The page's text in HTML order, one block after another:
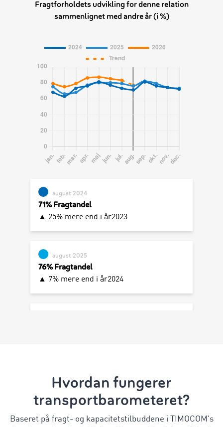
Hvordan fungerer
transportbarometeret?
Baseret på fragt- og kapacitetstilbuddene i TIMOCOM's